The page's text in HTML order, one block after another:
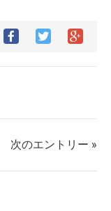
Facebook
で
Twitter
で
シ
次のエントリー »